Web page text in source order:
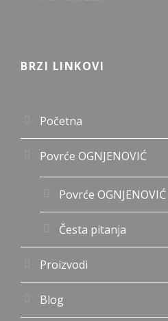
BRZI LINKOVI
Početna
Povrće OGNJENOVIĆ
Povrće OGNJENOVIĆ
Česta pitanja
Proizvodi
Blog